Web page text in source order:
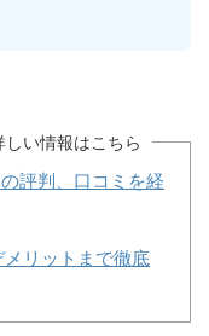
い情報はこちら
評判、口コミを経
リットまで徹底